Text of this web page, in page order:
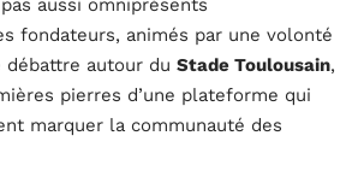
aussi omniprésents
fondateurs, animés par une volonté
débattre autour du Stade Toulousain,
pierres d’une plateforme qui
marquer la communauté des